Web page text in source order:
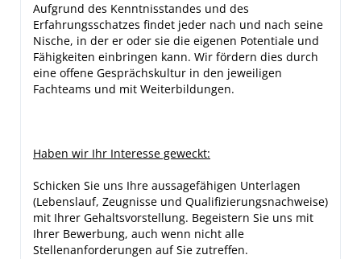
Aufgrund des Kenntnisstandes und des
Erfahrungsschatzes findet jeder nach und nach seine
Nische, in der er oder sie die eigenen Potentiale und
Fähigkeiten einbringen kann. Wir fördern dies durch
eine offene Gesprächskultur in den jeweiligen
Fachteams und mit Weiterbildungen.
Haben wir Ihr Interesse geweckt:
Schicken Sie uns Ihre aussagefähigen Unterlagen
(Lebenslauf, Zeugnisse und Qualifizierungsnachweise)
mit Ihrer Gehaltsvorstellung. Begeistern Sie uns mit
Ihrer Bewerbung, auch wenn nicht alle
Stellenanforderungen auf Sie zutreffen.